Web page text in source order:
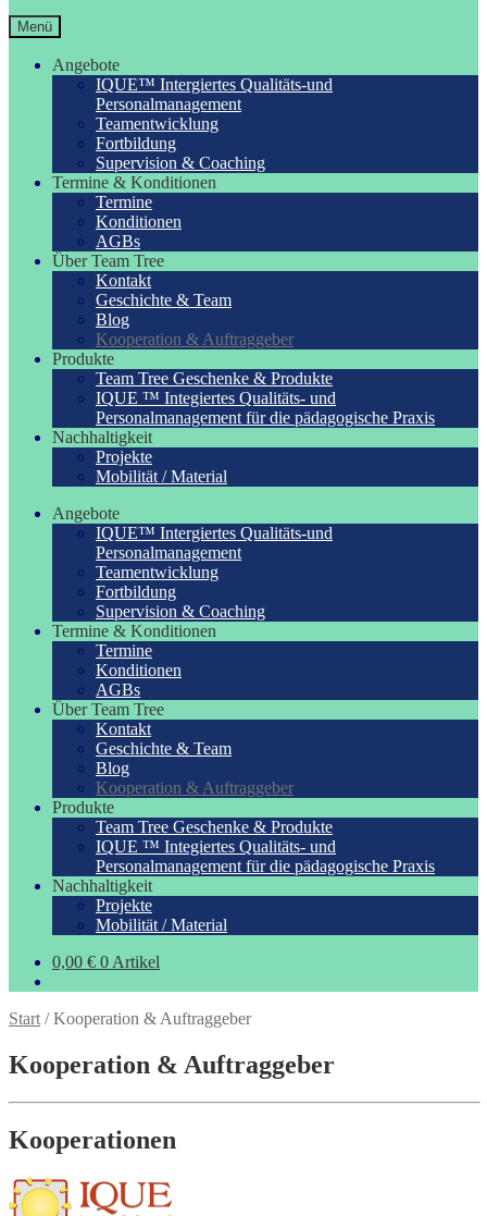
Menü
Angebote
IQUE™ Intergiertes Qualitäts-und
Personalmanagement
Teamentwicklung
Fortbildung
Supervision & Coaching
Termine & Konditionen
Termine
Konditionen
AGBs
Über Team Tree
Kontakt
Geschichte & Team
Blog
Kooperation & Auftraggeber
Produkte
Team Tree Geschenke & Produkte
IQUE ™ Integiertes Qualitäts- und
Personalmanagement für die pädagogische Praxis
Nachhaltigkeit
Projekte
Mobilität / Material
Angebote
IQUE™ Intergiertes Qualitäts-und
Personalmanagement
Teamentwicklung
Fortbildung
Supervision & Coaching
Termine & Konditionen
Termine
Konditionen
AGBs
Über Team Tree
Kontakt
Geschichte & Team
Blog
Kooperation & Auftraggeber
Produkte
Team Tree Geschenke & Produkte
IQUE ™ Integiertes Qualitäts- und
Personalmanagement für die pädagogische Praxis
Nachhaltigkeit
Projekte
Mobilität / Material
0,00 € 0 Artikel
Start /Kooperation & Auftraggeber
Kooperation & Auftraggeber
Kooperationen